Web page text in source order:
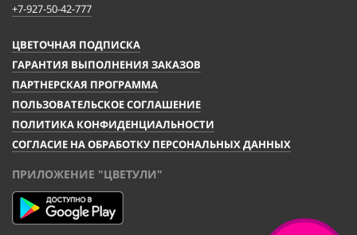
+7-927-50-42-777
ЦВЕТОЧНАЯ ПОДПИСКА
ГАРАНТИЯ ВЫПОЛНЕНИЯ ЗАКАЗОВ
ПАРТНЕРСКАЯ ПРОГРАММА
ПОЛЬЗОВАТЕЛЬСКОЕ СОГЛАШЕНИЕ
ПОЛИТИКА КОНФИДЕНЦИАЛЬНОСТИ
СОГЛАСИЕ НА ОБРАБОТКУ ПЕРСОНАЛЬНЫХ ДАННЫХ
ПРИЛОЖЕНИЕ "ЦВЕТУЛИ"